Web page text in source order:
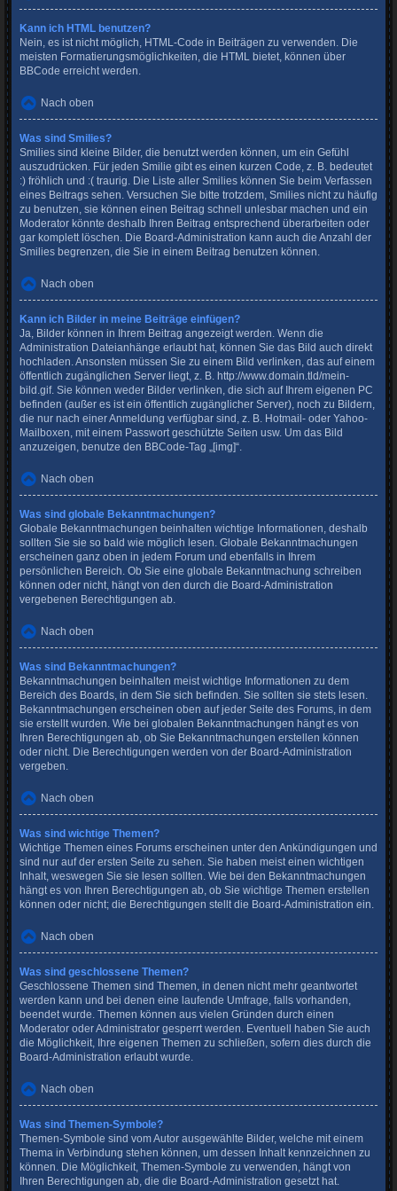
Kann ich HTML benutzen?
Nein, es ist nicht möglich, HTML-Code in Beiträgen zu verwenden. Die
meisten Formatierungsmöglichkeiten, die HTML bietet, können über
BBCode erreicht werden.
Nach oben
Was sind Smilies?
Smilies sind kleine Bilder, die benutzt werden können, um ein Gefühl
auszudrücken. Für jeden Smilie gibt es einen kurzen Code, z. B. bedeutet
:) fröhlich und :( traurig. Die Liste aller Smilies können Sie beim Verfassen
eines Beitrags sehen. Versuchen Sie bitte trotzdem, Smilies nicht zu häufig
zu benutzen, sie können einen Beitrag schnell unlesbar machen und ein
Moderator könnte deshalb Ihren Beitrag entsprechend überarbeiten oder
gar komplett löschen. Die Board-Administration kann auch die Anzahl der
Smilies begrenzen, die Sie in einem Beitrag benutzen können.
Nach oben
Kann ich Bilder in meine Beiträge einfügen?
Ja, Bilder können in Ihrem Beitrag angezeigt werden. Wenn die
Administration Dateianhänge erlaubt hat, können Sie das Bild auch direkt
hochladen. Ansonsten müssen Sie zu einem Bild verlinken, das auf einem
öffentlich zugänglichen Server liegt, z. B. http://www.domain.tld/mein-
bild.gif. Sie können weder Bilder verlinken, die sich auf Ihrem eigenen PC
befinden (außer es ist ein öffentlich zugänglicher Server), noch zu Bildern,
die nur nach einer Anmeldung verfügbar sind, z. B. Hotmail- oder Yahoo-
Mailboxen, mit einem Passwort geschützte Seiten usw. Um das Bild
anzuzeigen, benutze den BBCode-Tag „[img]“.
Nach oben
Was sind globale Bekanntmachungen?
Globale Bekanntmachungen beinhalten wichtige Informationen, deshalb
sollten Sie sie so bald wie möglich lesen. Globale Bekanntmachungen
erscheinen ganz oben in jedem Forum und ebenfalls in Ihrem
persönlichen Bereich. Ob Sie eine globale Bekanntmachung schreiben
können oder nicht, hängt von den durch die Board-Administration
vergebenen Berechtigungen ab.
Nach oben
Was sind Bekanntmachungen?
Bekanntmachungen beinhalten meist wichtige Informationen zu dem
Bereich des Boards, in dem Sie sich befinden. Sie sollten sie stets lesen.
Bekanntmachungen erscheinen oben auf jeder Seite des Forums, in dem
sie erstellt wurden. Wie bei globalen Bekanntmachungen hängt es von
Ihren Berechtigungen ab, ob Sie Bekanntmachungen erstellen können
oder nicht. Die Berechtigungen werden von der Board-Administration
vergeben.
Nach oben
Was sind wichtige Themen?
Wichtige Themen eines Forums erscheinen unter den Ankündigungen und
sind nur auf der ersten Seite zu sehen. Sie haben meist einen wichtigen
Inhalt, weswegen Sie sie lesen sollten. Wie bei den Bekanntmachungen
hängt es von Ihren Berechtigungen ab, ob Sie wichtige Themen erstellen
können oder nicht; die Berechtigungen stellt die Board-Administration ein.
Nach oben
Was sind geschlossene Themen?
Geschlossene Themen sind Themen, in denen nicht mehr geantwortet
werden kann und bei denen eine laufende Umfrage, falls vorhanden,
beendet wurde. Themen können aus vielen Gründen durch einen
Moderator oder Administrator gesperrt werden. Eventuell haben Sie auch
die Möglichkeit, Ihre eigenen Themen zu schließen, sofern dies durch die
Board-Administration erlaubt wurde.
Nach oben
Was sind Themen-Symbole?
Themen-Symbole sind vom Autor ausgewählte Bilder, welche mit einem
Thema in Verbindung stehen können, um dessen Inhalt kennzeichnen zu
können. Die Möglichkeit, Themen-Symbole zu verwenden, hängt von
Ihren Berechtigungen ab, die die Board-Administration gesetzt hat.